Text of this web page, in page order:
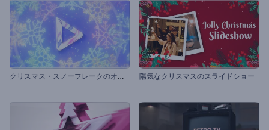
ク
リスマス・スノーフレークのオープニング動画 陽気なクリスマスのスライドショー